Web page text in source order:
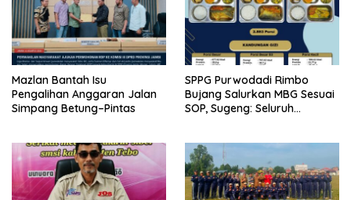
Mazlan Bantah Isu
Pengalihan Anggaran Jalan
Simpang Betung–Pintas
SPPG Purwodadi Rimbo
Bujang Salurkan MBG Sesuai
SOP, Sugeng: Seluruh